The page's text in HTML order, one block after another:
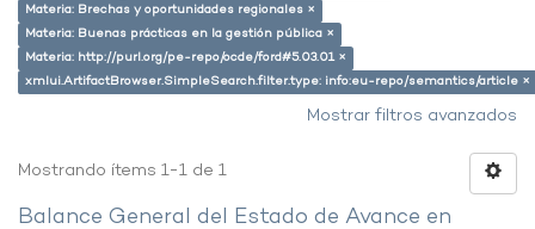
Materia: Brechas y oportunidades regionales ×
Materia: Buenas prácticas en la gestión pública ×
Materia: http://purl.org/pe-repo/ocde/ford#5.03.01 ×
xmlui.ArtifactBrowser.SimpleSearch.filter.type: info:eu-repo/semantics/article ×
Mostrar filtros avanzados
Mostrando ítems 1-1 de 1
Balance General del Estado de Avance en